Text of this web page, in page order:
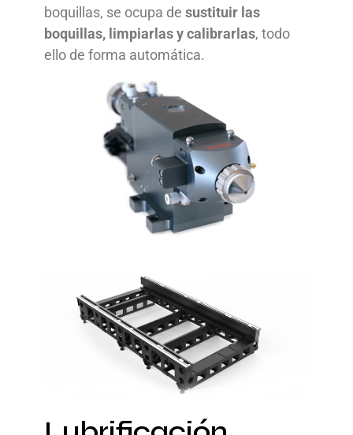
boquillas, se ocupa desustituir las
boquillas, limpiarlas y calibrarlas, todo
ello de forma automática.